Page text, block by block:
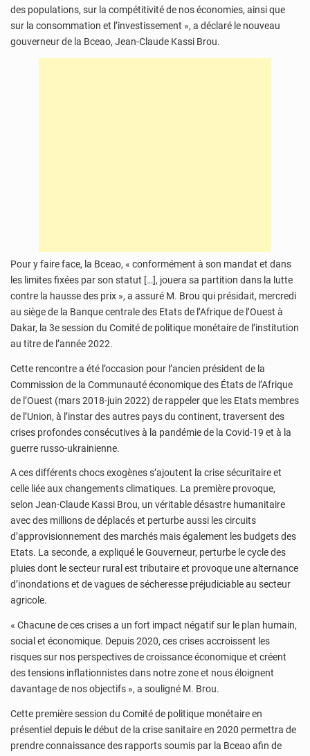
des populations, sur la compétitivité de nos économies, ainsi que
sur la consommation et l’investissement », a déclaré le nouveau
gouverneur de la Bceao, Jean-Claude Kassi Brou.
Pour y faire face, la Bceao, « conformément à son mandat et dans
les limites fixées par son statut […], jouera sa partition dans la lutte
contre la hausse des prix », a assuré M. Brou qui présidait, mercredi
au siège de la Banque centrale des Etats de l’Afrique de l’Ouest à
Dakar, la 3e session du Comité de politique monétaire de l’institution
au titre de l’année 2022.
Cette rencontre a été l’occasion pour l’ancien président de la
Commission de la Communauté économique des États de l’Afrique
de l’Ouest (mars 2018-juin 2022) de rappeler que les Etats membres
de l’Union, à l’instar des autres pays du continent, traversent des
crises profondes consécutives à la pandémie de la Covid-19 et à la
guerre russo-ukrainienne.
A ces différents chocs exogènes s’ajoutent la crise sécuritaire et
celle liée aux changements climatiques. La première provoque,
selon Jean-Claude Kassi Brou, un véritable désastre humanitaire
avec des millions de déplacés et perturbe aussi les circuits
d’approvisionnement des marchés mais également les budgets des
Etats. La seconde, a expliqué le Gouverneur, perturbe le cycle des
pluies dont le secteur rural est tributaire et provoque une alternance
d’inondations et de vagues de sécheresse préjudiciable au secteur
agricole.
« Chacune de ces crises a un fort impact négatif sur le plan humain,
social et économique. Depuis 2020, ces crises accroissent les
risques sur nos perspectives de croissance économique et créent
des tensions inflationnistes dans notre zone et nous éloignent
davantage de nos objectifs », a souligné M. Brou.
Cette première session du Comité de politique monétaire en
présentiel depuis le début de la crise sanitaire en 2020 permettra de
prendre connaissance des rapports soumis par la Bceao afin de